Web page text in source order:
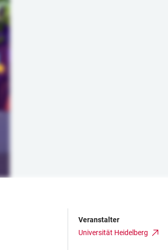
Veranstalter
Universität Heidelberg